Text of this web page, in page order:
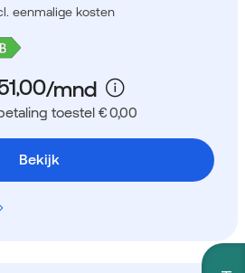
eenmalige kosten
toestel € 0,00
Bekijk